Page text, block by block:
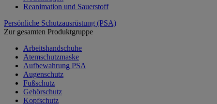
Reanimation und Sauerstoff
Persönliche Schutzausrüstung (PSA)
Zur gesamten Produktgruppe
Arbeitshandschuhe
Atemschutzmaske
Aufbewahrung PSA
Augenschutz
Fußschutz
Gehörschutz
Kopfschutz